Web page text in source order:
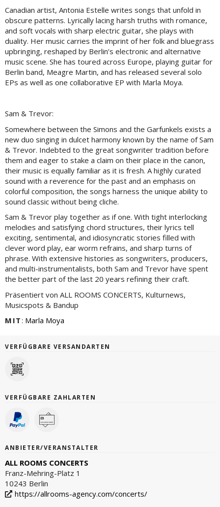
Canadian artist, Antonia Estelle writes songs that unfold in
obscure patterns. Lyrically lacing harsh truths with romance,
and soft vocals with sharp electric guitar, she plays with
duality. Her music carries the imprint of her folk and bluegrass
upbringing, reshaped by Berlin’s electronic and alternative
music scene. She has toured across Europe, playing guitar for
Berlin band, Meagre Martin, and has released several solo
EPs as well as one collaborative EP with Marla Moya.
Sam & Trevor:
Somewhere between the Simons and the Garfunkels exists a
new duo singing in dulcet harmony known by the name of Sam
& Trevor. Indebted to the great songwriter tradition before
them and eager to stake a claim on their place in the canon,
their music is equally familiar as it is fresh. A highly curated
sound with a reverence for the past and an emphasis on
colorful composition, the songs harness the unique ability to
sound classic without being cliche.
Sam & Trevor play together as if one. With tight interlocking
melodies and satisfying chord structures, their lyrics tell
exciting, sentimental, and idiosyncratic stories filled with
clever word play, ear worm refrains, and sharp turns of
phrase. With extensive histories as songwriters, producers,
and multi-instrumentalists, both Sam and Trevor have spent
the better part of the last 20 years refining their craft.
Präsentiert von ALL ROOMS CONCERTS, Kulturnews,
Musicspots & Bandup
MIT: Marla Moya
VERFÜGBARE VERSANDARTEN
VERFÜGBARE ZAHLARTEN
ANBIETER/VERANSTALTER
ALL ROOMS CONCERTS
Franz-Mehring-Platz 1
10243 Berlin
https://allrooms-agency.com/concerts/